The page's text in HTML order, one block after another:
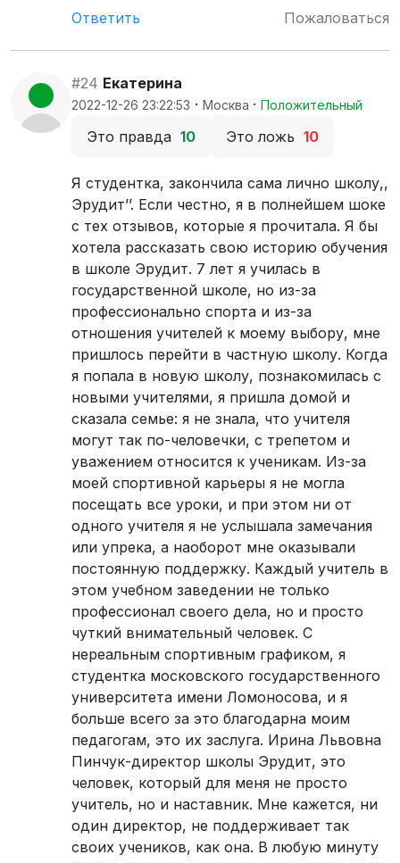
Ответить
Пожаловаться
#24 Екатерина
2022-12-26 23:22:53 · Москва · Положительный
Это правда 10 Это ложь 10
Я студентка, закончила сама лично школу,,
Эрудит’’. Если честно, я в полнейшем шоке
с тех отзывов, которые я прочитала. Я бы
хотела рассказать свою историю обучения
в школе Эрудит. 7 лет я училась в
государственной школе, но из-за
профессионально спорта и из-за
отношения учителей к моему выбору, мне
пришлось перейти в частную школу. Когда
я попала в новую школу, познакомилась с
новыми учителями, я пришла домой и
сказала семье: я не знала, что учителя
могут так по-человечки, с трепетом и
уважением относится к ученикам. Из-за
моей спортивной карьеры я не могла
посещать все уроки, и при этом ни от
одного учителя я не услышала замечания
или упрека, а наоборот мне оказывали
постоянную поддержку. Каждый учитель в
этом учебном заведении не только
профессионал своего дела, но и просто
чуткий внимательный человек. С
нереальным спортивным графиком, я
студентка московского государственного
университета имени Ломоносова, и я
больше всего за это благодарна моим
педагогам, это их заслуга. Ирина Львовна
Пинчук-директор школы Эрудит, это
человек, который для меня не просто
учитель, но и наставник. Мне кажется, ни
один директор, не поддерживает так
своих учеников, как она. В любую минуту